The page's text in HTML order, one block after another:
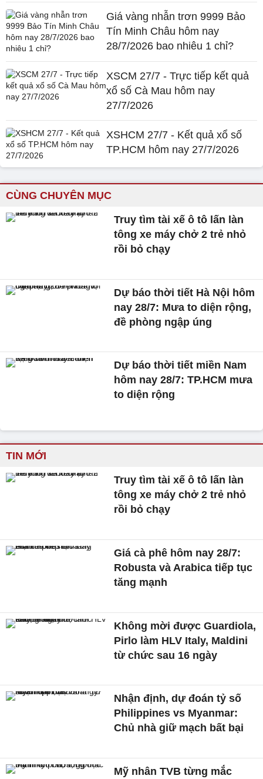
Giá vàng nhẫn trơn 9999 Bảo
Tín Minh Châu hôm nay
28/7/2026 bao nhiêu 1 chỉ?
XSCM 27/7 - Trực tiếp kết quả
xổ số Cà Mau hôm nay
27/7/2026
XSHCM 27/7 - Kết quả xổ số
TP.HCM hôm nay 27/7/2026
CÙNG CHUYÊN MỤC
Truy tìm tài xế ô tô lấn làn
tông xe máy chở 2 trẻ nhỏ
rồi bỏ chạy
Dự báo thời tiết Hà Nội hôm
nay 28/7: Mưa to diện rộng,
đề phòng ngập úng
Dự báo thời tiết miền Nam
hôm nay 28/7: TP.HCM mưa
to diện rộng
TIN MỚI
Truy tìm tài xế ô tô lấn làn
tông xe máy chở 2 trẻ nhỏ
rồi bỏ chạy
Giá cà phê hôm nay 28/7:
Robusta và Arabica tiếp tục
tăng mạnh
Không mời được Guardiola,
Pirlo làm HLV Italy, Maldini
từ chức sau 16 ngày
Nhận định, dự đoán tỷ số
Philippines vs Myanmar:
Chủ nhà giữ mạch bất bại
Mỹ nhân TVB từng mắc